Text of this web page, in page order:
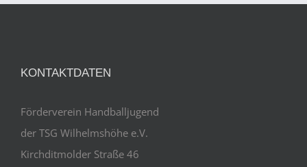
KONTAKTDATEN
Förderverein Handballjugend